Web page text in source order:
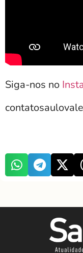
Siga-nos no